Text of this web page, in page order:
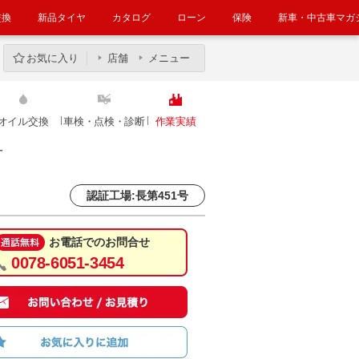
新品タイヤ カタログ ローン 保険 新車・中古車マガ
お気に入り 店舗 メニュー
イル交換 車検・点検・診断 作業実績
認証工場:長第451号
お電話でのお問合せ
0078-6051-3454